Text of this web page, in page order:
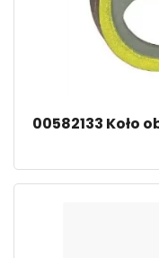
00582133 Koło